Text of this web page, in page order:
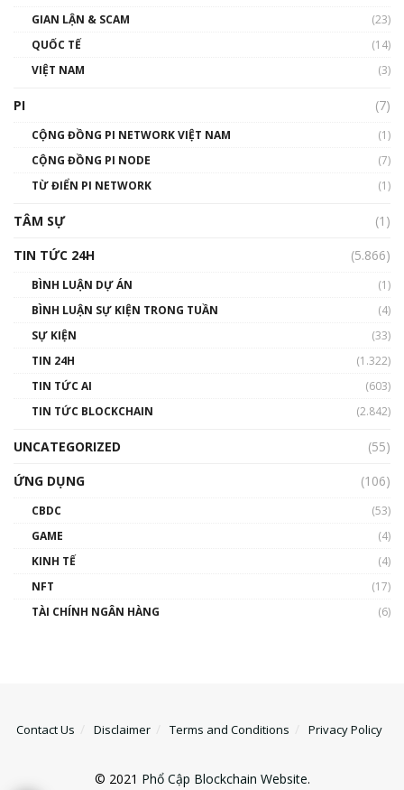
gió ấm
Talkshow 14: MemeCoin – Trò đùa tỷ đô
01:29:26
GIAN LẬN & SCAM
(23)
QUỐC TẾ
(14)
VIỆT NAM
(3)
PI (7)
CỘNG ĐỒNG PI NETWORK VIỆT NAM
(1)
CỘNG ĐỒNG PI NODE
(7)
TỪ ĐIỂN PI NETWORK
(1)
TÂM SỰ
(1)
TIN TỨC 24H
(5.866)
BÌNH LUẬN DỰ ÁN
(1)
BÌNH LUẬN SỰ KIỆN TRONG TUẦN
(4)
SỰ KIỆN
(33)
TIN 24H
(1.322)
TIN TỨC AI
(603)
TIN TỨC BLOCKCHAIN
(2.842)
UNCATEGORIZED
(55)
ỨNG DỤNG
(106)
CBDC
(53)
GAME
(4)
KINH TẾ
(4)
NFT
(17)
TÀI CHÍNH NGÂN HÀNG
(6)
Contact Us Disclaimer Terms and Conditions Privacy Policy
© 2021 Phổ Cập Blockchain Website.